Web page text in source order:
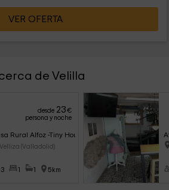
VER OFERTA
de Velilla
desde 23€
persona y noche
Rural Alfoz -Tiny House-
Velliza (Valladolid)
3 1 1 5km